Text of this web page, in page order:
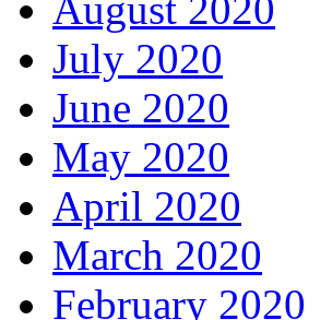
July 2020
June 2020
May 2020
April 2020
March 2020
February 2020